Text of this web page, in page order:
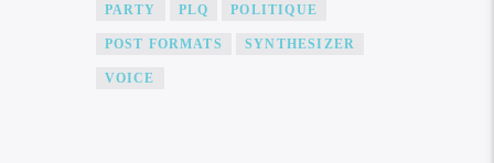
PARTY PLQ POLITIQUE
POST FORMATS SYNTHESIZER
VOICE